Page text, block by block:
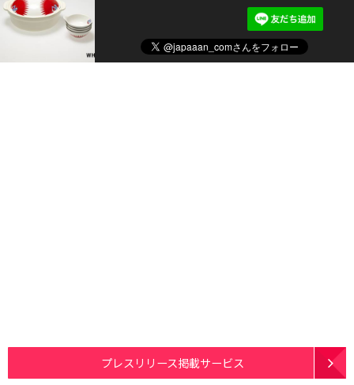
プレスリリース掲載サービス